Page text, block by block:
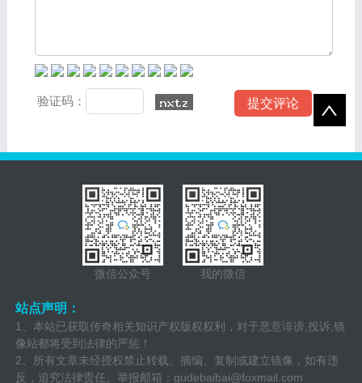
验证码：
微信公众号 我的微信
站点声明：
1、本站已获取传奇相关知识产权版权权利，对于恶意诽谤,投诉,镜
像站都将受到法律的严惩！
2、所有文章未经授权禁止转载、摘编、复制或建立镜像，如有违
反，追究法律责任。举报邮箱： gudebaibai@foxmail.com